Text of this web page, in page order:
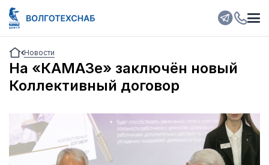
Новости
На «КАМАЗе» заключён новый
Коллективный договор